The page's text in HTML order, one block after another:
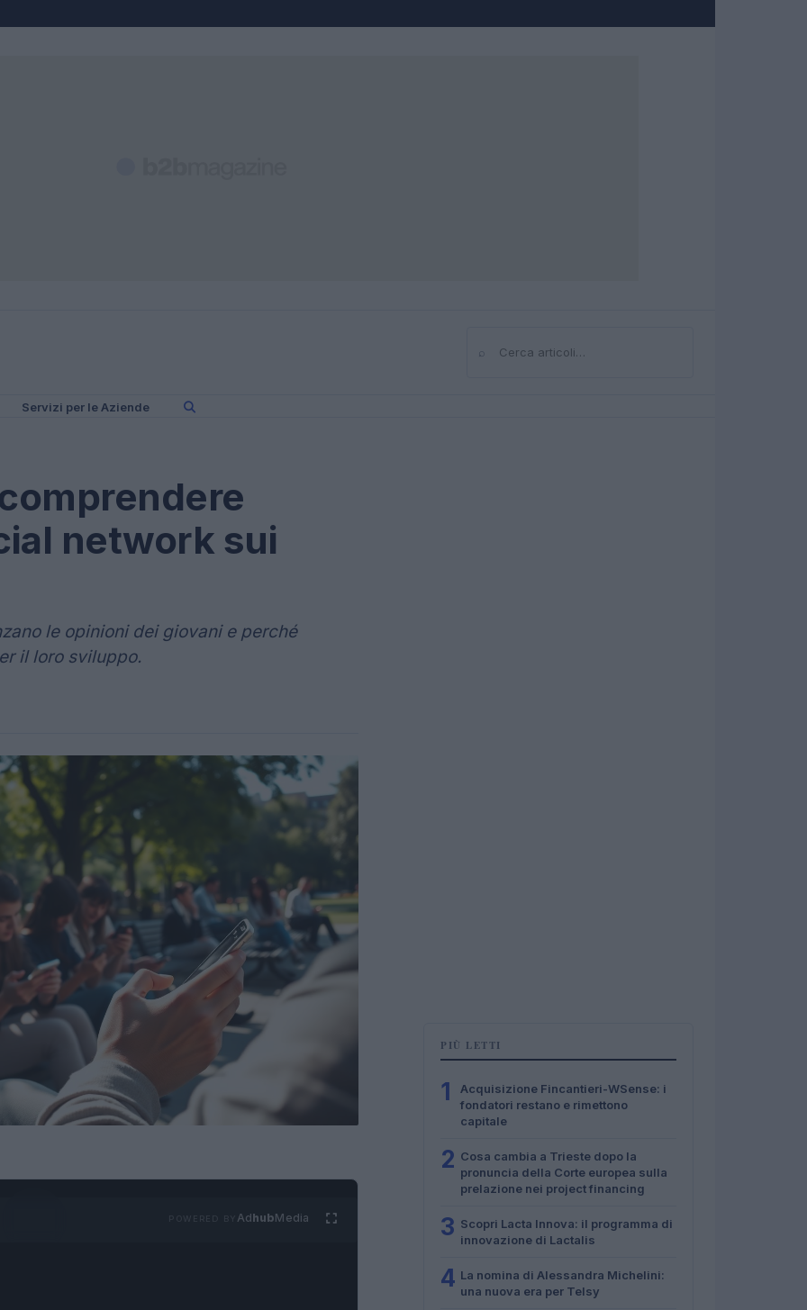
⌕Cerca
Servizi per le Aziende
network sui
le opinioni dei giovani e perché
il loro sviluppo.
AdhubMedia
PIÙ LETTI
1
Acquisizione Fincantieri-WSense: i
fondatori restano e rimettono
capitale
2 Cosa cambia a Trieste dopo la
pronuncia della Corte europea sulla
prelazione nei project financing
3 Scopri Lacta Innova: il programma di
innovazione di Lactalis
4 La nomina di Alessandra Michelini:
una nuova era per Telsy